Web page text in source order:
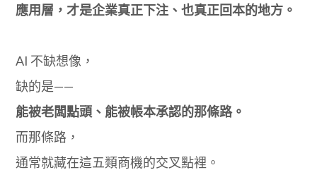
應用層，才是企業真正下注、也真正回本的地方。
AI 不缺想像，
缺的是——
能被老闆點頭、能被帳本承認的那條路。
而那條路，
通常就藏在這五類商機的交叉點裡。